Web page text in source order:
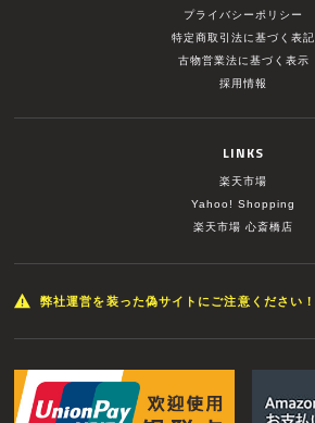
プライバシーポリシー
特定商取引法に基づく表記
古物営業法に基づく表示
採用情報
LINKS
楽天市場
Yahoo! Shopping
楽天市場 心斎橋店
弊社運営を装った偽サイトにご注意ください！